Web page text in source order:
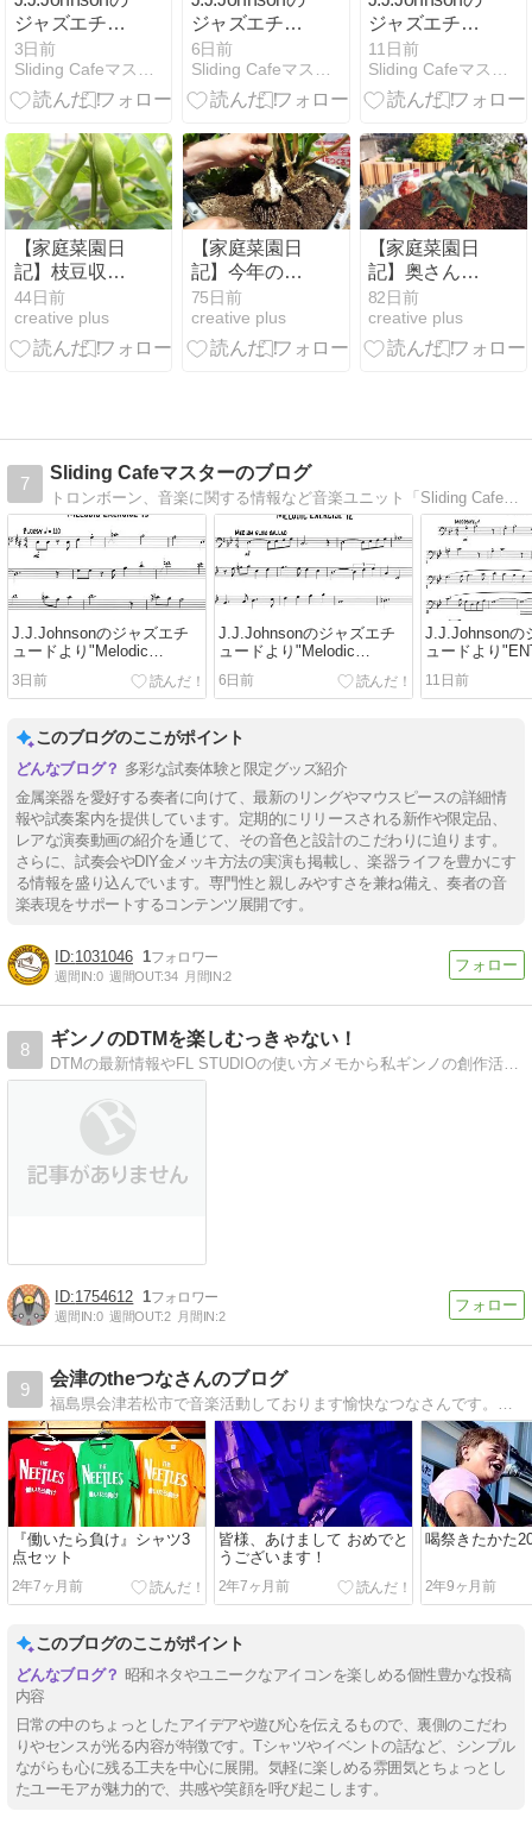
ジャズエチュ
ードよ
り"Melodic
Exercise 13"
り)
3日前
ジャズエチュ
ードよ
り"Melodic
Exercise 12"
り)
6日前
ジャズエチュ
ードよ
り"ENTR'ACTE"
(楽譜記載あ
11日前
【家庭菜園日
記】枝豆収
穫！4月26日
の植え付けか
ら54日、今年
44日前
creative plus
【家庭菜園日
記】今年のニ
ンニク栽培は
もともと大玉
種球だったけ
上がった
75日前
creative plus
【家庭菜園日
記】奥さんの
春植えスター
ト。今年はミ
ニトマトに加
82日前
creative plus
7
Sliding Cafeマスターのブログ
トロンボーン、音楽に関する情報など音楽ユニット「Sliding Cafe」マスター岩崎 浩のコラム
J.J.Johnsonのジャズエチ
ュードより"Melodic
Exercise 13"(楽譜記載あり)
3日前
J.J.Johnsonのジャズエチ
ュードより"Melodic
Exercise 12"(楽譜記載あり)
6日前
J.J.Johnsonの
ュードより
(楽譜記載あり)
11日前
このブログのここがポイント
多彩な試奏体験と限定グッズ紹介
金属楽器を愛好する奏者に向けて、最新のリングやマウスピースの詳細情
報や試奏案内を提供しています。定期的にリリースされる新作や限定品、
レアな演奏動画の紹介を通じて、その音色と設計のこだわりに迫ります。
さらに、試奏会やDIY金メッキ方法の実演も掲載し、楽器ライフを豊かにす
る情報を盛り込んでいます。専門性と親しみやすさを兼ね備え、奏者の音
楽表現をサポートするコンテンツ展開です。
1031046 1
週間IN:0 週間OUT:34 月間IN:2
8
ギンノのDTMを楽しむっきゃない！
DTMの最新情報やFL STUDIOの使い方メモから私ギンノの創作活動等
1754612 1
週間IN:0 週間OUT:2 月間IN:2
9
会津のtheつなさんのブログ
福島県会津若松市で音楽活動しております愉快なつなさんです。ライブ,イベント,演奏,レコーディング,CD製作,録音機材等,スピリチュアルなお話も少々しております…
『働いたら負け』シャツ3
点セット
2年7ヶ月前
皆様、あけまして おめでと
うございます！
2年7ヶ月前
喝祭きたかた
2年9ヶ月前
このブログのここがポイント
昭和ネタやユニークなアイコンを楽しめる個性豊かな投稿
内容
日常の中のちょっとしたアイデアや遊び心を伝えるもので、裏側のこだわ
りやセンスが光る内容が特徴です。Tシャツやイベントの話など、シンプル
ながらも心に残る工夫を中心に展開。気軽に楽しめる雰囲気とちょっとし
たユーモアが魅力的で、共感や笑顔を呼び起こします。